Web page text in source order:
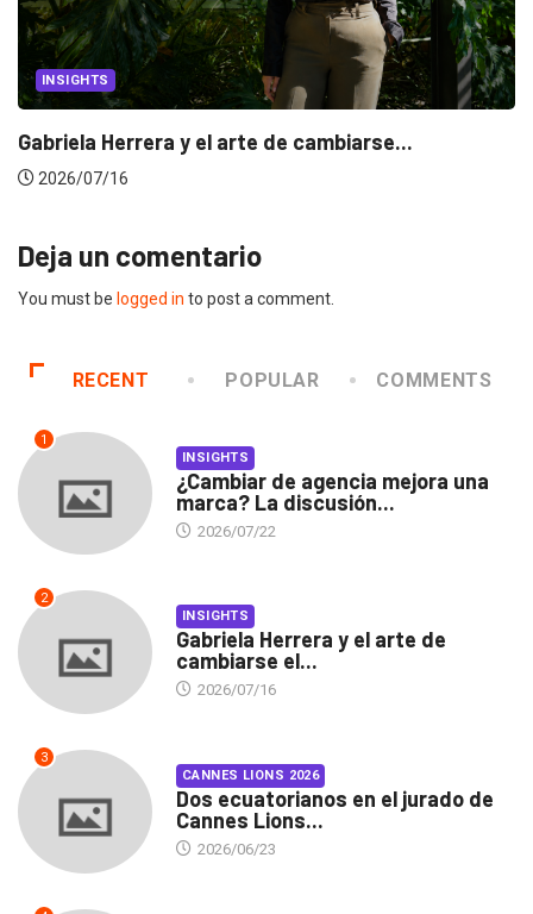
INSIGHTS
Gabriela Herrera y el arte de cambiarse...
2026/07/16
Deja un comentario
You must be logged in to post a comment.
RECENT POPULAR COMMENTS
1
INSIGHTS
¿Cambiar de agencia mejora una
marca? La discusión...
2026/07/22
2
INSIGHTS
Gabriela Herrera y el arte de
cambiarse el...
2026/07/16
3
CANNES LIONS 2026
Dos ecuatorianos en el jurado de
Cannes Lions...
2026/06/23